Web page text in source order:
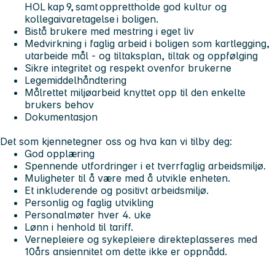
HOL kap 9, samt opprettholde god kultur og
kollegaivaretagelse i boligen.
Bistå brukere med mestring i eget liv
Medvirkning i faglig arbeid i boligen som kartlegging,
utarbeide mål - og tiltaksplan, tiltak og oppfølging
Sikre integritet og respekt ovenfor brukerne
Legemiddelhåndtering
Målrettet miljøarbeid knyttet opp til den enkelte
brukers behov
Dokumentasjon
Det som kjennetegner oss og hva kan vi tilby deg:
God opplæring
Spennende utfordringer i et tverrfaglig arbeidsmiljø.
Muligheter til å være med å utvikle enheten.
Et inkluderende og positivt arbeidsmiljø.
Personlig og faglig utvikling
Personalmøter hver 4. uke
Lønn i henhold til tariff.
Vernepleiere og sykepleiere direkteplasseres med
10års ansiennitet om dette ikke er oppnådd.